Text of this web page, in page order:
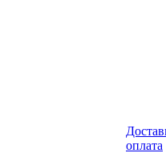
оплата